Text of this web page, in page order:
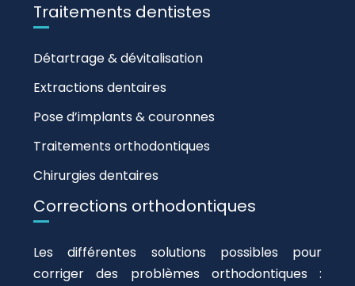
Traitements dentistes
Détartrage & dévitalisation
Extractions dentaires
Pose d’implants & couronnes
Traitements orthodontiques
Chirurgies dentaires
Corrections orthodontiques
Les différentes solutions possibles pour
corriger des problèmes orthodontiques :